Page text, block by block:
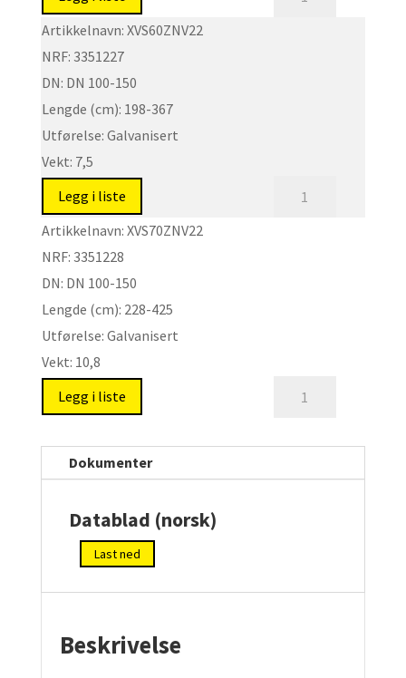
Artikkelnavn: XVS60ZNV22
NRF: 3351227
DN: DN 100-150
Lengde (cm): 198-367
Utførelse: Galvanisert
Vekt: 7,5
Legg i liste
Artikkelnavn: XVS70ZNV22
NRF: 3351228
DN: DN 100-150
Lengde (cm): 228-425
Utførelse: Galvanisert
Vekt: 10,8
150
Legg i liste
Dokumenter
Datablad (norsk)
Last ned
Beskrivelse